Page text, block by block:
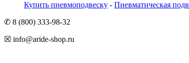
Купить пневмоподвеску - Пневматическая
✆ 8 (800) 333-98-32
☒ info@aride-shop.ru